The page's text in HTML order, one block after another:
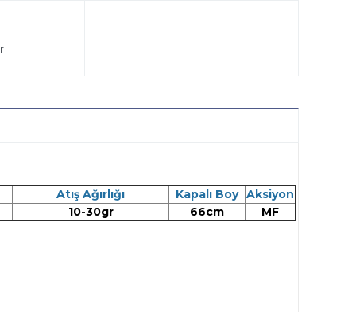
Atış Ağırlığı Kapalı Boy Aksiyon
10-30gr
66cm MF